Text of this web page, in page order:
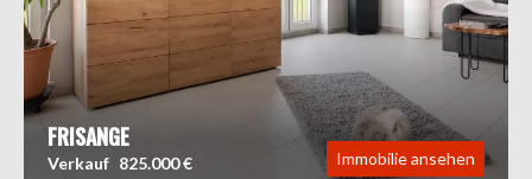
FRISANGE
Verkauf 825.000 € Immobilie ansehen